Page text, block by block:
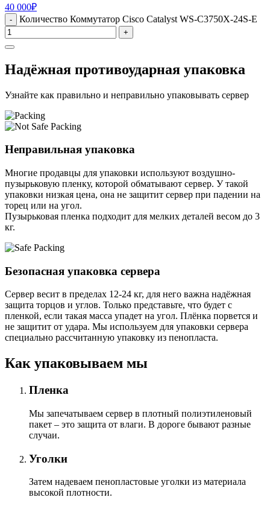
40 000₽
- Количество Коммутатор Cisco Catalyst WS-C3750X-24S-E
+
Надёжная противоударная упаковка
Узнайте как правильно и неправильно упаковывать сервер
Неправильная упаковка
Многие продавцы для упаковки используют воздушно-
пузырьковую пленку, которой обматывают сервер. У такой
упаковки низкая цена, она не защитит сервер при падении на
торец или на угол.
Пузырьковая пленка подходит для мелких деталей весом до 3
кг.
Безопасная упаковка сервера
Сервер весит в пределах 12-24 кг, для него важна надёжная
защита торцов и углов. Только представьте, что будет с
пленкой, если такая масса упадет на угол. Плёнка порвется и
не защитит от удара. Мы используем для упаковки сервера
специально расcчитанную упаковку из пенопласта.
Как упаковываем мы
Пленка
Мы запечатываем сервер в плотный полиэтиленовый
пакет – это защита от влаги. В дороге бывают разные
случаи.
Уголки
Затем надеваем пенопластовые уголки из материала
высокой плотности.